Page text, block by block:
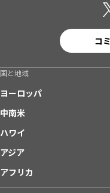
コ
国と地域
ヨーロッパ
中南米
ハワイ
アジア
アフリカ